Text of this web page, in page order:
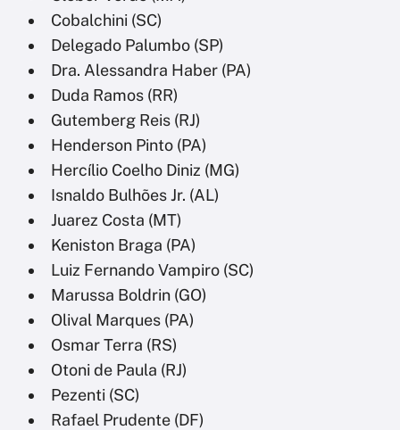
Cobalchini (SC)
Delegado Palumbo (SP)
Dra. Alessandra Haber (PA)
Duda Ramos (RR)
Gutemberg Reis (RJ)
Henderson Pinto (PA)
Hercílio Coelho Diniz (MG)
Isnaldo Bulhões Jr. (AL)
Juarez Costa (MT)
Keniston Braga (PA)
Luiz Fernando Vampiro (SC)
Marussa Boldrin (GO)
Olival Marques (PA)
Osmar Terra (RS)
Otoni de Paula (RJ)
Pezenti (SC)
Rafael Prudente (DF)